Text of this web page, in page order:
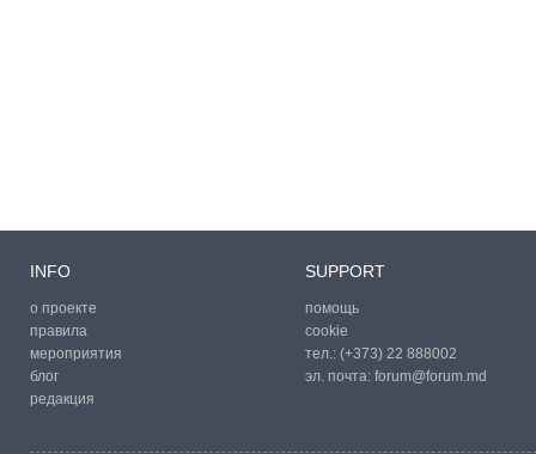
INFO
о проекте
правила
мероприятия
блог
редакция
SUPPORT
помощь
cookie
тел.: (+373) 22 888002
эл. почта: forum@forum.md